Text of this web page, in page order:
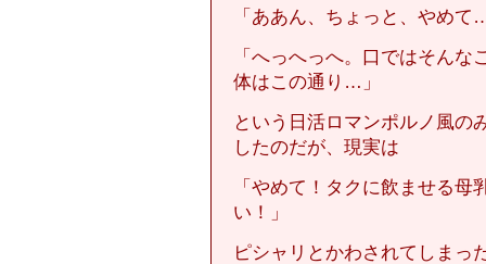
「ああん、ちょっと、やめて
「へっへっへ。口ではそん
体はこの通り…」
という日活ロマンポルノ風の
したのだが、現実は
「やめて！タクに飲ませる
い！」
ピシャリとかわされてしまっ